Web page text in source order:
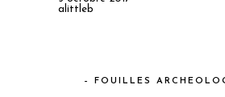
alittleb
– FOUILLES